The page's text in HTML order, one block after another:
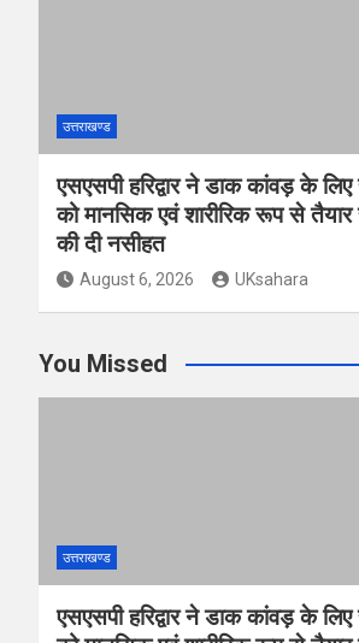
उत्तराखण्ड
एसएसपी हरिद्वार ने डाक कांवड़ के
को मानसिक एवं शारीरिक रूप से तैयार
की दी नसीहत
August 6, 2026 UKsahara
You Missed
उत्तराखण्ड
एसएसपी हरिद्वार ने डाक कांवड़ के